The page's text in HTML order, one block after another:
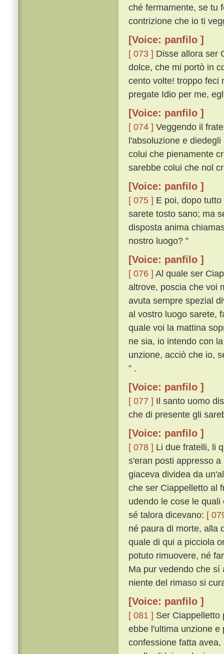
ché fermamente, se tu
contrizione che io ti
[Voice: panfilo ]
[ 073 ] Disse allora ser
dolce, che mi portò in
cento volte! troppo feci
pregate Idio per me,
[Voice: panfilo ]
[ 074 ] Veggendo il
l'absoluzione e
colui che pienamente
sarebbe colui che nol
[Voice: panfilo ]
[ 075 ] E poi, dopo
sarete tosto sano; ma
disposta anima
nostro luogo? ”
[Voice: panfilo ]
[ 076 ] Al quale ser
altrove, poscia che voi
avuta sempre spezial
al vostro luogo sarete,
quale voi la mattina
ne sia, io intendo con
unzione, acciò che io,
” .
[Voice: panfilo ]
[ 077 ] Il santo uomo
che di presente gli
[Voice: panfilo ]
[ 078 ] Li due fratelli, li
s'eran posti appresso
giaceva dividea da
che ser Ciappelletto al
udendo le cose le
sé talora dicevano: [
né paura di morte, alla
quale di qui a picciola
potuto rimuovere, né
Ma pur vedendo che sí
niente del rimaso si
[Voice: panfilo ]
[ 081 ] Ser Ciappelletto
ebbe l'ultima unzione
confessione fatta